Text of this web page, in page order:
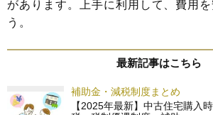
があります。上手に利用して、費用
う。
最新記事はこちら
補助金・減税制度まとめ
【2025年最新】中古住宅購入